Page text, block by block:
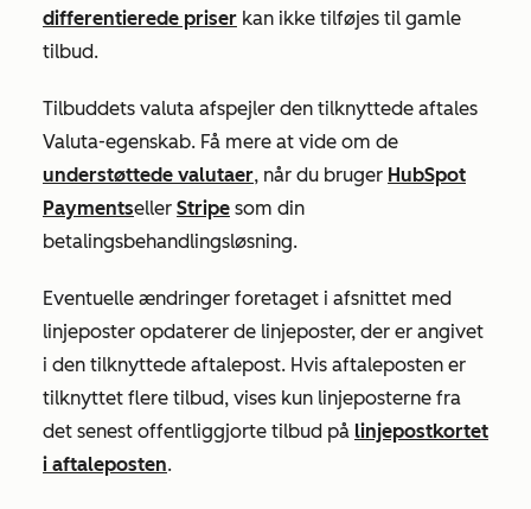
differentierede priser kan ikke tilføjes til gamle
tilbud.
Tilbuddets valuta afspejler den tilknyttede aftales
Valuta-egenskab. Få mere at vide om de
understøttede valutaer, når du bruger HubSpot
Paymentseller Stripe som din
betalingsbehandlingsløsning.
Eventuelle ændringer foretaget i afsnittet med
linjeposter opdaterer de linjeposter, der er angivet
i den tilknyttede aftalepost. Hvis aftaleposten er
tilknyttet flere tilbud, vises kun linjeposterne fra
det senest offentliggjorte tilbud på linjepostkortet
i aftaleposten.